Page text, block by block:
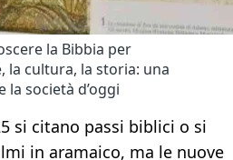
la Bibbia per
la cultura, la storia: una
la società d’oggi
si citano passi biblici o si
in aramaico, ma le nuove